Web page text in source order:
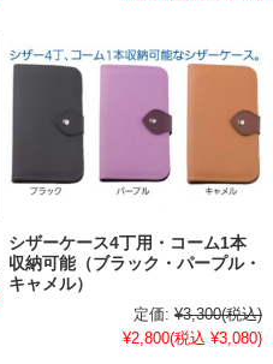
シザーケース4丁用・コーム1本
収納可能（ブラック・パープル・
キャメル）
定価: ¥3,300(税込)
¥2,800(税込 ¥3,080)